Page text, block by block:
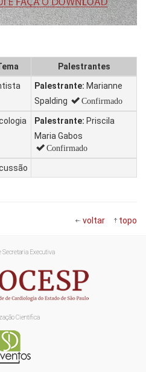
Palestrantes
Palestrante: Marianne
Spalding
Confirmado
Palestrante: Priscila
Maria Gabos
Confirmado
voltar topo
Secretaria Executiva
Científica